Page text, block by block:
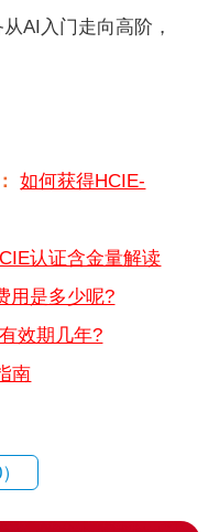
AI入门走向高阶，
如何获得HCIE-
认证含金量解读
用是多少呢?
效期几年?
南
）